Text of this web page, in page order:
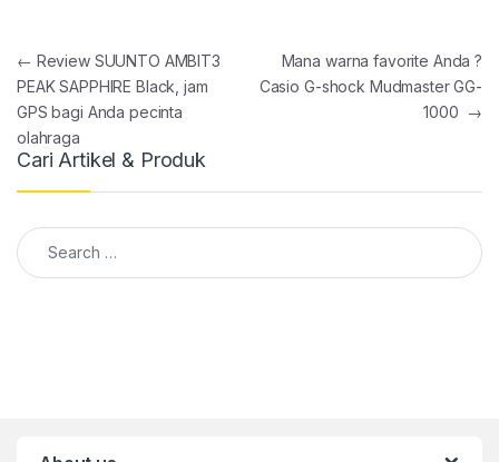
Post navigation
← Review SUUNTO AMBIT3
PEAK SAPPHIRE Black, jam
GPS bagi Anda pecinta
olahraga
Mana warna favorite Anda ?
Casio G-shock Mudmaster GG-
1000 →
Cari Artikel & Produk
Search for: